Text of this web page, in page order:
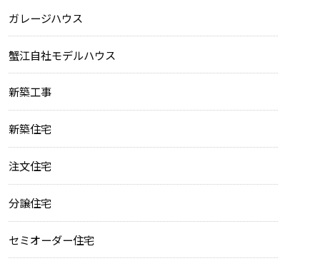
ガレージハウス
蟹江自社モデルハウス
新築工事
新築住宅
注文住宅
分譲住宅
セミオーダー住宅